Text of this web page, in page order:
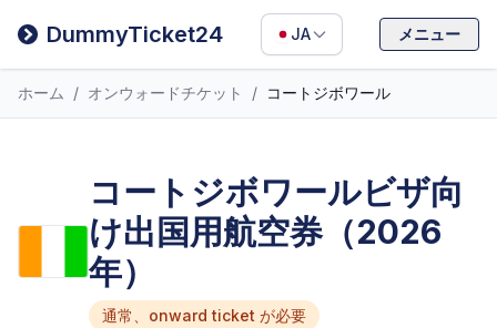
DummyTicket24 JA
Filipino
Deutsch
Español
メニュー
ホーム / オンウォードチケット / コートジボワール
コートジボワールビザ向
け出国用航空券（2026
年）
通常、onward ticket が必要